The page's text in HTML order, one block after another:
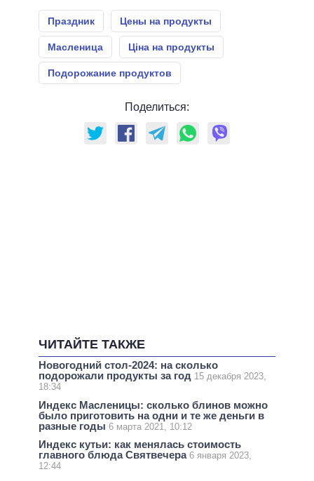
Праздник Цены на продукты
Масленица Ціна на продукты
Подорожание продуктов
Поделиться:
ЧИТАЙТЕ ТАКЖЕ
Новогодний стол-2024: на сколько
подорожали продукты за год 15 декабря 2023,
18:34
Индекс Масленицы: сколько блинов можно
было приготовить на одни и те же деньги в
разные годы 6 марта 2021, 10:12
Индекс кутьи: как менялась стоимость
главного блюда Святвечера 6 января 2023,
12:44